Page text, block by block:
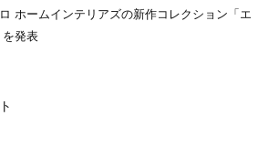
ホームインテリアズの新作コレクション「エ
を発表